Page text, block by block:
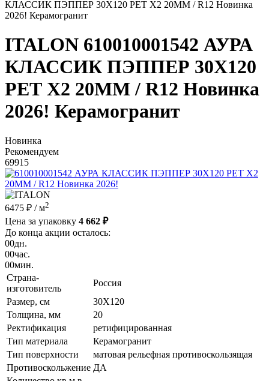
КЛАССИК ПЭППЕР 30X120 РЕТ Х2 20MM / R12 Новинка
2026! Керамогранит
ITALON 610010001542 АУРА
КЛАССИК ПЭППЕР 30X120
РЕТ Х2 20MM / R12 Новинка
2026! Керамогранит
Новинка
Рекомендуем
69915
6475 ₽ / м2
Цена за упаковку 4 662 ₽
До конца акции осталось:
00дн.
00час.
00мин.
Страна-
изготовитель
Россия
Размер, см
30X120
Толщина, мм
20
Ректификация
ретифицированная
Тип материала
Керамогранит
Тип поверхности
матовая рельефная противоскользящая
Противоскольжение ДА